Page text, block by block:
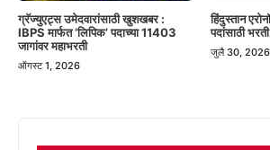
ग्रॅज्युएट्स उमेदवारांसाठी खुशखबर :
IBPS मार्फत ‘लिपिक’ पदाच्या 11403
जागांवर महाभरती
ऑगस्ट 1, 2026
हिंदुस्तान
पदांसाठी भरती
जुलै 30, 2026